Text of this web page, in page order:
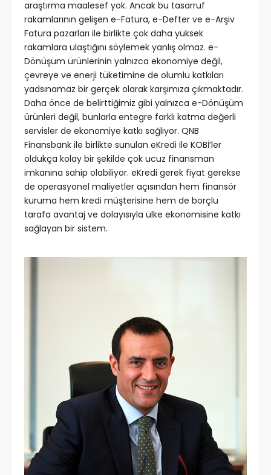
araştırma maalesef yok. Ancak bu tasarruf
rakamlarının gelişen e-Fatura, e-Defter ve e-Arşiv
Fatura pazarları ile birlikte çok daha yüksek
rakamlara ulaştığını söylemek yanlış olmaz. e-
Dönüşüm ürünlerinin yalnızca ekonomiye değil,
çevreye ve enerji tüketimine de olumlu katkıları
yadsınamaz bir gerçek olarak karşımıza çıkmaktadır.
Daha önce de belirttiğimiz gibi yalnızca e-Dönüşüm
ürünleri değil, bunlarla entegre farklı katma değerli
servisler de ekonomiye katkı sağlıyor. QNB
Finansbank ile birlikte sunulan eKredi ile KOBİ’ler
oldukça kolay bir şekilde çok ucuz finansman
imkanına sahip olabiliyor. eKredi gerek fiyat gerekse
de operasyonel maliyetler açısından hem finansör
kuruma hem kredi müşterisine hem de borçlu
tarafa avantaj ve dolayısıyla ülke ekonomisine katkı
sağlayan bir sistem.